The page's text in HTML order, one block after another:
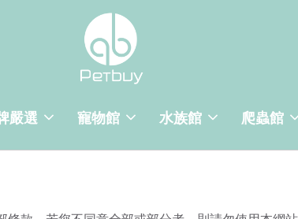
嚴選 寵物館 水族館 爬蟲館